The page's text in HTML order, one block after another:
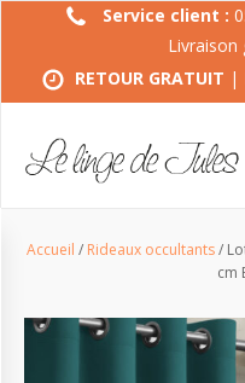
Service client :
Livraison
RETOUR GRATUIT |
Accueil / Rideaux occultants/
cm